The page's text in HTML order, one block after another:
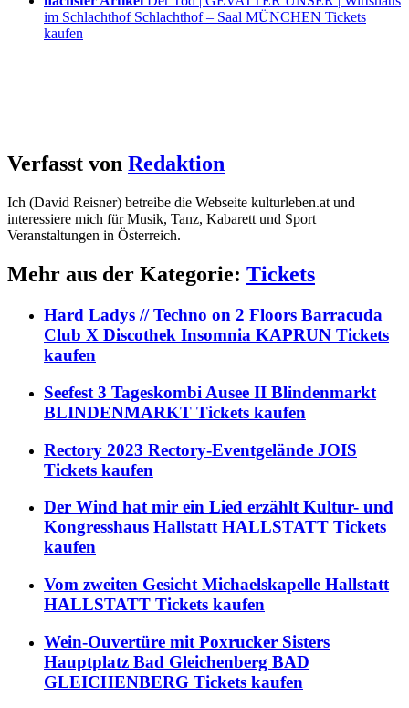
im Schlachthof Schlachthof – Saal MÜNCHEN Tickets
kaufen
Verfasst von Redaktion
Ich (David Reisner) betreibe die Webseite kulturleben.at und
interessiere mich für Musik, Tanz, Kabarett und Sport
Veranstaltungen in Österreich.
Mehr aus der Kategorie: Tickets
Hard Ladys // Techno on 2 Floors Barracuda
Club X Discothek Insomnia KAPRUN Tickets
kaufen
Seefest 3 Tageskombi Ausee II Blindenmarkt
BLINDENMARKT Tickets kaufen
Rectory 2023 Rectory-Eventgelände JOIS
Tickets kaufen
Der Wind hat mir ein Lied erzählt Kultur- und
Kongresshaus Hallstatt HALLSTATT Tickets
kaufen
Vom zweiten Gesicht Michaelskapelle Hallstatt
HALLSTATT Tickets kaufen
Wein-Ouvertüre mit Poxrucker Sisters
Hauptplatz Bad Gleichenberg BAD
GLEICHENBERG Tickets kaufen